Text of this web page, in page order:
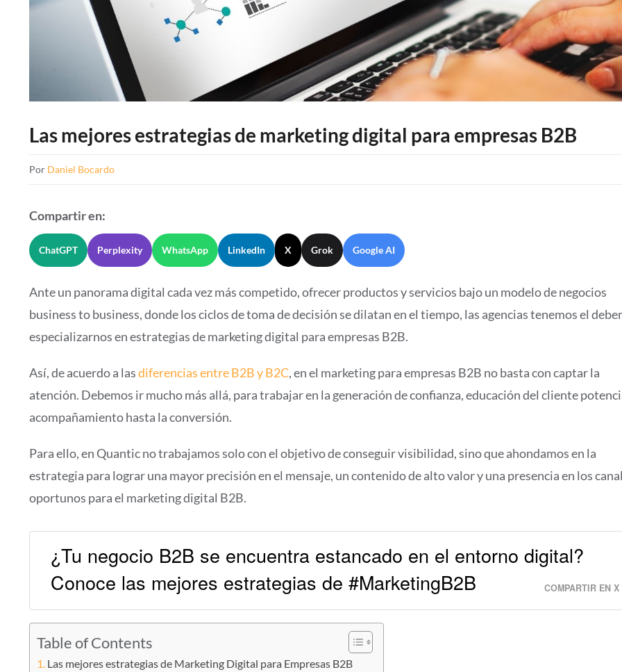
Las mejores estrategias de marketing digital para empresas B2B
Por Daniel Bocardo
Compartir en:
ChatGPT Perplexity WhatsApp LinkedIn X Grok Google AI
Ante un panorama digital cada vez más competido, ofrecer productos y servicios bajo un modelo de negocios
business to business, donde los ciclos de toma de decisión se dilatan en el tiempo, las agencias tenemos el
especializarnos en estrategias de marketing digital para empresas B2B.
Así, de acuerdo a lasdiferencias entre B2B y B2C, en el marketing para empresas B2B no basta con captar la
atención. Debemos ir mucho más allá, para trabajar en la generación de confianza, educación del cliente
acompañamiento hasta la conversión.
Para ello, en Quantic no trabajamos solo con el objetivo de conseguir visibilidad, sino que ahondamos en la
estrategia para lograr una mayor precisión en el mensaje, un contenido de alto valor y una presencia en los
oportunos para el marketing digital B2B.
¿Tu negocio B2B se encuentra estancado en el entorno digital?
Conoce las mejores estrategias de #MarketingB2B
COMPARTIR EN X
Table of Contents
Las mejores estrategias de Marketing Digital para Empresas B2B